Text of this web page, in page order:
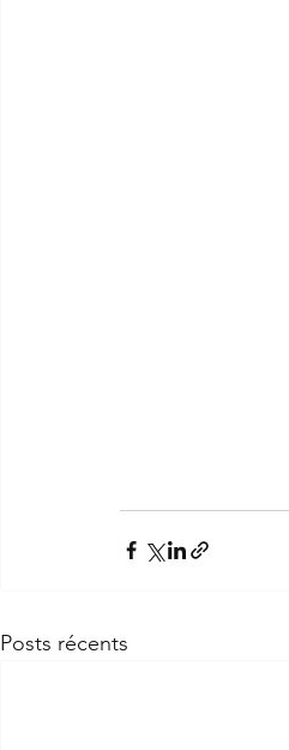
Posts récents